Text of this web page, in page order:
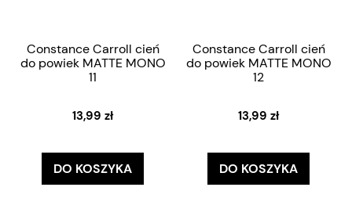
Constance Carroll cień
do powiek MATTE MONO
11
13,99 zł
DO KOSZYKA
Constance Carroll cień
do powiek MATTE MONO
12
13,99 zł
DO KOSZYKA